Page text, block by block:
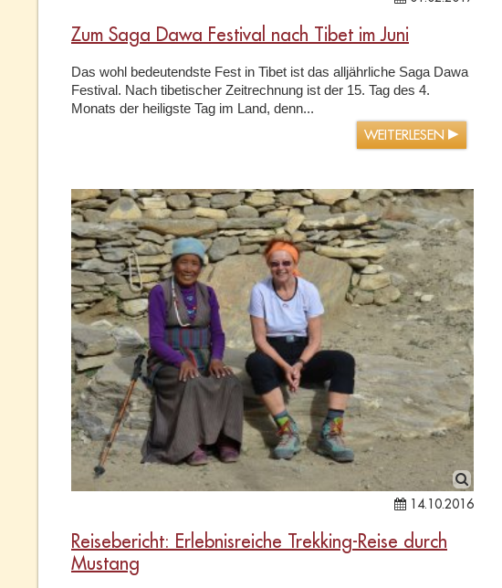
Zum Saga Dawa Festival nach Tibet im Juni
Das wohl bedeutendste Fest in Tibet ist das alljährliche Saga Dawa
Festival. Nach tibetischer Zeitrechnung ist der 15. Tag des 4.
Monats der heiligste Tag im Land, denn...
WEITERLESEN
14.10.2016
Reisebericht: Erlebnisreiche Trekking-Reise durch
Mustang